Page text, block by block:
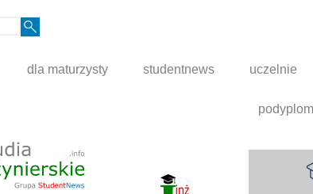
dla maturzysty studentnews uczelnie